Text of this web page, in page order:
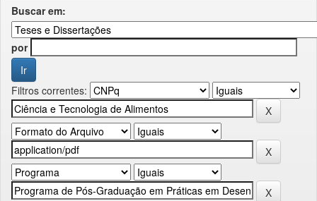
Buscar em:
por
Filtros correntes: